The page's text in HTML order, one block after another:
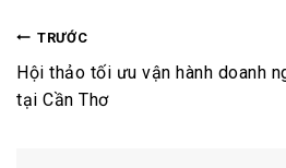
TRƯỚC
Hội thảo tối ưu vận hành doanh
tại Cần Thơ